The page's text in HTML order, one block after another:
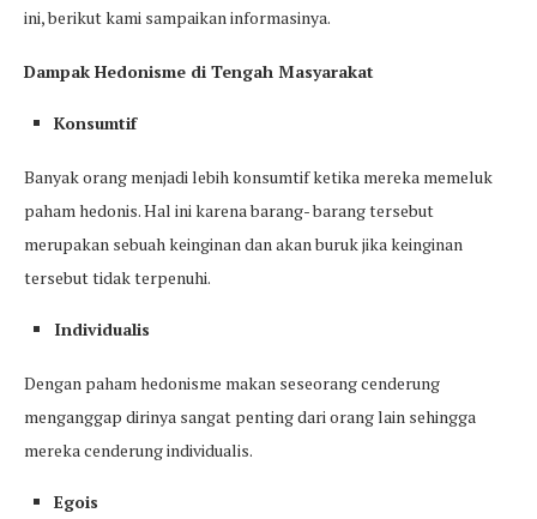
ini, berikut kami sampaikan informasinya.
Dampak Hedonisme di Tengah Masyarakat
Konsumtif
Banyak orang menjadi lebih konsumtif ketika mereka memeluk
paham hedonis. Hal ini karena barang- barang tersebut
merupakan sebuah keinginan dan akan buruk jika keinginan
tersebut tidak terpenuhi.
Individualis
Dengan paham hedonisme makan seseorang cenderung
menganggap dirinya sangat penting dari orang lain sehingga
mereka cenderung individualis.
Egois